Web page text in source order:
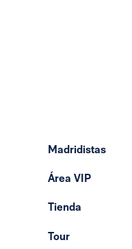
Madridistas
Área VIP
Tienda
Tour